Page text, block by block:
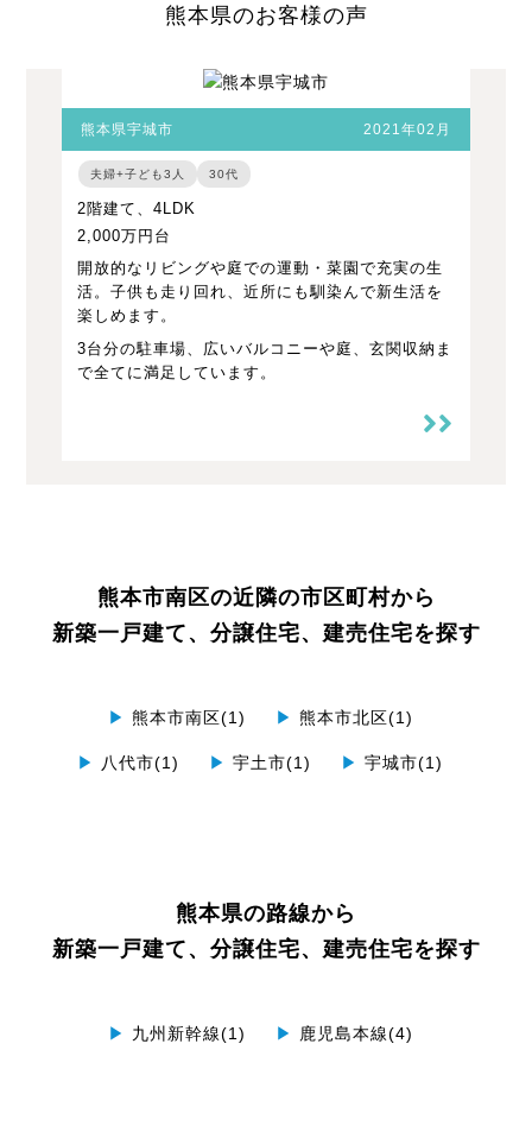
熊本県のお客様の声
熊本県宇城市 2021年02月
夫婦+子ども3人 30代
2階建て、4LDK
2,000万円台
開放的なリビングや庭での運動・菜園で充実の生
活。子供も走り回れ、近所にも馴染んで新生活を
楽しめます。
3台分の駐車場、広いバルコニーや庭、玄関収納ま
で全てに満足しています。
熊本市南区の近隣の市区町村から
新築一戸建て、分譲住宅、建売住宅を探す
▶ 熊本市南区(1) ▶ 熊本市北区(1)
▶ 八代市(1) ▶ 宇土市(1) ▶ 宇城市(1)
熊本県の路線から
新築一戸建て、分譲住宅、建売住宅を探す
▶ 九州新幹線(1) ▶ 鹿児島本線(4)